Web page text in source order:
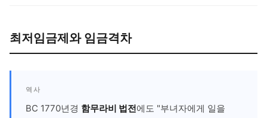
최저임금제와 임금격차
역사
BC 1770년경 함무라비 법전에도 "부녀자에게 일을